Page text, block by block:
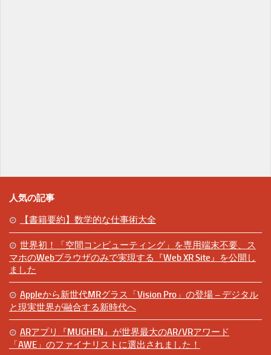
人気の記事
【書籍要約】数学的な仕事術大全
世界初！「空間コンピューティング」を専用端末不要、ス
マホのWebブラウザのみで実現する『Web XR Site』を公開し
ました
Appleから新世代MRグラス「Vision Pro」の登場 – デジタル
と現実世界が融合する新時代へ
ARアプリ『MUGHEN』が世界最大のAR/VRアワード
「AWE」のファイナリストに選出されました！